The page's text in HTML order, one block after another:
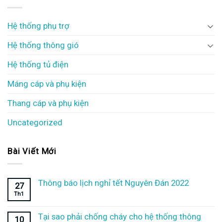
Hệ thống phụ trợ
Hệ thống thông gió
Hệ thống tủ điện
Máng cáp và phụ kiện
Thang cáp và phụ kiện
Uncategorized
Bài Viết Mới
27
Th1
Thông báo lịch nghỉ tết Nguyên Đán 2022
10
Tại sao phải chống cháy cho hệ thống thông